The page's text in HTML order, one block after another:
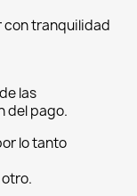
con tranquilidad
las
del pago.
lo tanto